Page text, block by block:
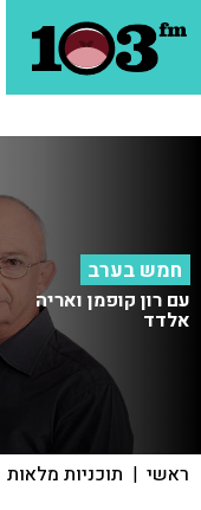
חמש בערב
עם רון קופמן ואריה
אלדד
ראשי | תוכניות מלאות